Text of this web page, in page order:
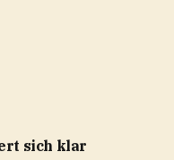
sich klar